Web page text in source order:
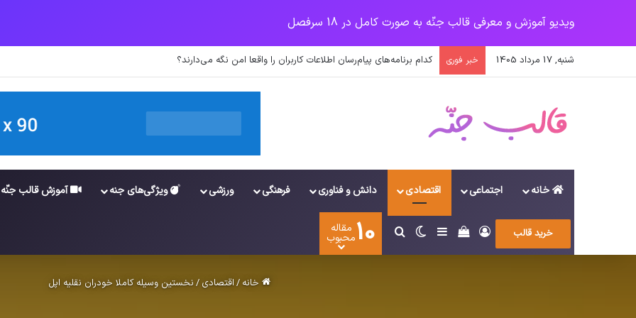
ویدیو آموزش و معرفی قالب جنّه به صورت کامل در 18 سرفصل
شنبه, 17 مرداد 1405 خبر فوری نخستین وسیله کاملا خودران نقلیه اپل
خانه اجتماعی اقتصادی دانش و فناوری فرهنگی ورزشی ویژگی‌های جنه آموزش قالب جنّه
خرید قالب وروددیدن سبد خرید
سایدبارتغییر پوسته
جستجو برای
10 مقاله
محبوب
خانه / اقتصادی / نخستین وسیله کاملا خودران نقلیه اپل